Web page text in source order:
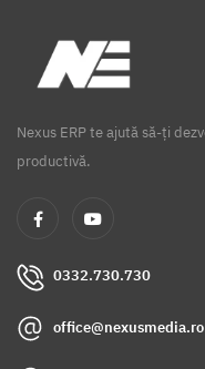
Nexus ERP te ajută să-ți
productivă.
0332.730.730
office@nexusmedia.ro